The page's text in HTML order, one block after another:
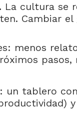
La cultura se
Cambiar
menos
pasos,
un tablero